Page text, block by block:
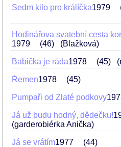
Sedm kilo pro králíčka1979
Hodinářova svatební cesta
1979
46 (Blažková)
Babička je ráda1978 45
Řemen1978 45
Pumpaři od Zlaté podkovy
Já už budu hodný, dědečku!
(garderobiérka Anička)
Já se vrátím1977 44